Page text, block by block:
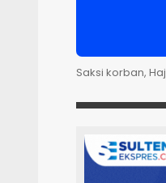
Saksi korban,